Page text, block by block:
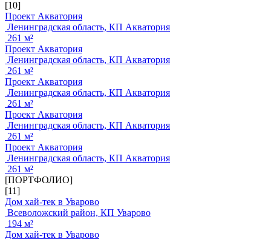
[10]
Проект Акватория
Ленинградская область, КП Акватория
261 м²
Проект Акватория
Ленинградская область, КП Акватория
261 м²
Проект Акватория
Ленинградская область, КП Акватория
261 м²
Проект Акватория
Ленинградская область, КП Акватория
261 м²
Проект Акватория
Ленинградская область, КП Акватория
261 м²
[ПОРТФОЛИО]
[11]
Дом хай-тек в Уварово
Всеволожский район, КП Уварово
194 м²
Дом хай-тек в Уварово